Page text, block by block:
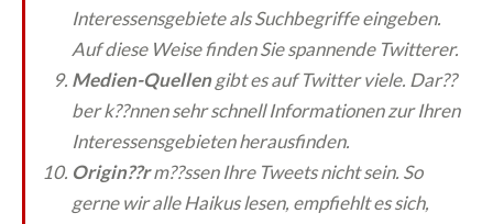
Interessensgebiete als Suchbegriffe eingeben.
Auf diese Weise finden Sie spannende Twitterer.
Medien-Quellengibt es auf Twitter viele. Dar??
ber k??nnen sehr schnell Informationen zur Ihren
Interessensgebieten herausfinden.
Origin??rm??ssen Ihre Tweets nicht sein. So
gerne wir alle Haikus lesen, empfiehlt es sich,